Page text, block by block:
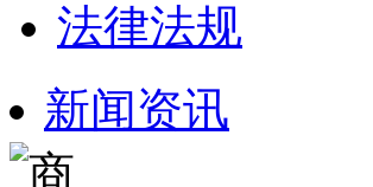
法律法规
新闻资讯